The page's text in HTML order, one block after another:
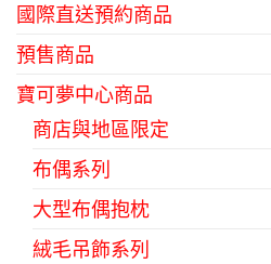
國際直送預約商品
預售商品
寶可夢中心商品
商店與地區限定
布偶系列
大型布偶抱枕
絨毛吊飾系列